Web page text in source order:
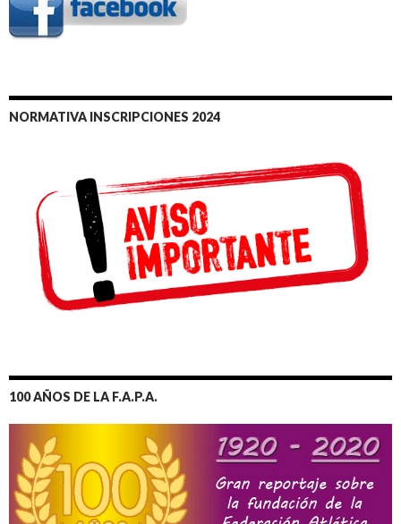
NORMATIVA INSCRIPCIONES 2024
100 AÑOS DE LA F.A.P.A.